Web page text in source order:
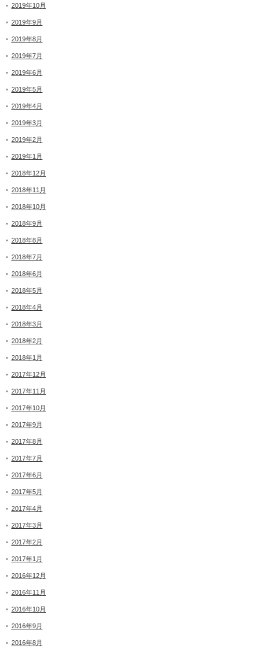
2019年10月
2019年9月
2019年8月
2019年7月
2019年6月
2019年5月
2019年4月
2019年3月
2019年2月
2019年1月
2018年12月
2018年11月
2018年10月
2018年9月
2018年8月
2018年7月
2018年6月
2018年5月
2018年4月
2018年3月
2018年2月
2018年1月
2017年12月
2017年11月
2017年10月
2017年9月
2017年8月
2017年7月
2017年6月
2017年5月
2017年4月
2017年3月
2017年2月
2017年1月
2016年12月
2016年11月
2016年10月
2016年9月
2016年8月